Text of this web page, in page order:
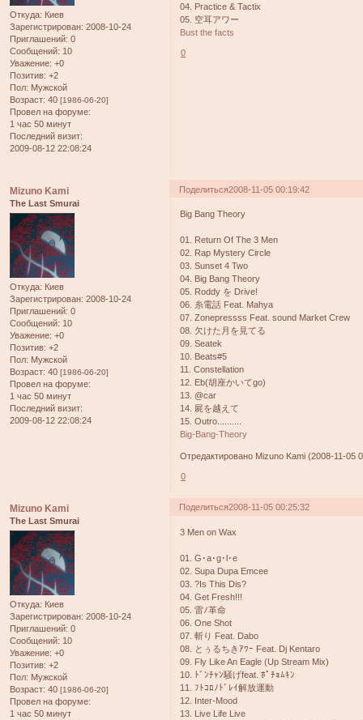
Откуда: Киев
Зарегистрирован: 2008-10-24
Приглашений: 0
Сообщений: 10
Уважение: +0
Позитив: +2
Пол: Мужской
Возраст: 40 [1986-06-20]
Провел на форуме:
1 час 50 минут
Последний визит:
2009-08-12 22:08:24
04. Practice & Tactix
05. 空耳アワー
Bust the facts
0
Поделиться2008-11-05 00:19:42
Mizuno Kami
The Last Smurai
Откуда: Киев
Зарегистрирован: 2008-10-24
Приглашений: 0
Сообщений: 10
Уважение: +0
Позитив: +2
Пол: Мужской
Возраст: 40 [1986-06-20]
Провел на форуме:
1 час 50 минут
Последний визит:
2009-08-12 22:08:24
Big Bang Theory
01. Return Of The 3 Men
02. Rap Mystery Circle
03. Sunset 4 Two
04. Big Bang Theory
05. Roddy を Drive!
06. 糸電話 Feat. Mahya
07. Zonepressss Feat. sound Market Crew
08. 欠けた月を見てる
09. Seatek
10. Beats#5
11. Constellation
12. Eb(胡座かいてgo)
13. @car
14. 屍を越えて
15. Outro..........
Big-Bang-Theory
Отредактировано Mizuno Kami (2008-11-05
0
Поделиться2008-11-05 00:25:32
Mizuno Kami
The Last Smurai
Откуда: Киев
Зарегистрирован: 2008-10-24
Приглашений: 0
Сообщений: 10
Уважение: +0
Позитив: +2
Пол: Мужской
Возраст: 40 [1986-06-20]
Провел на форуме:
1 час 50 минут
3 Men on Wax
01. G･a･g･l･e
02. Supa Dupa Emcee
03. ?Is This Dis?
04. Get Fresh!!!
05. 雷ﾉ革命
06. One Shot
07. 斬り Feat. Dabo
08. とぅるちきｱﾜｰ Feat. Dj Kentaro
09. Fly Like An Eagle (Up Stream Mix)
10. ﾄﾞﾝﾁｬﾝ騒げfeat. ﾎﾟﾁｮﾑｷﾝ
11. ﾌﾄｺﾛﾉﾄﾞﾚｲ解放運動
12. Inter-Mood
13. Live Life Live